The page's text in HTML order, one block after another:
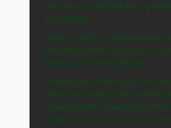
„POLSKA-IE” CHRONIONE SĄ
AUTORSKIM.
Naszym celem jest prezentowanie
mają bezpośredni wpływ na życie
emigracji na Zielonej Wyspie.
Prezentujemy informacje, które
polityczne zasady funkcjonowania
opisują zasady działania
sprawy, na które każdy może mieć